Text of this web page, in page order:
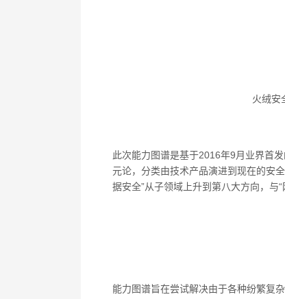
火绒安
此次能力图谱是基于2016年9月业界首
元论，分类由技术产品演进到现在的安
据安全”从子领域上升到第八大方向，与
能力图谱旨在尝试解决由于各种纷繁复
窃密